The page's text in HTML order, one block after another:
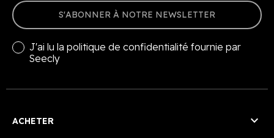
S'ABONNER À NOTRE NEWSLETTER
J'ai lu la politique de confidentialité fournie par
Seecly
ACHETER 